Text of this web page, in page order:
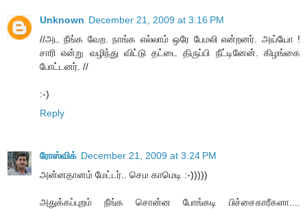
Unknown December 21, 2009 at 3:16 PM
//அட நீங்க வேற. நாங்க எல்லாம் ஒரே பேமலி என்றனர். அய்யோ !
சாரி என்று வழிந்து விட்டு தட்டை திருப்பி நீட்டினேன். கிழங்கை
போட்டனர். //
:-)
Reply
ரோஸ்விக் December 21, 2009 at 3:24 PM
அன்னதானம் மேட்டர்.. செம காமெடி :-)))))
அதுக்கப்புறம் நீங்க சொன்ன போங்கடி பிச்சைகாரீகளா....